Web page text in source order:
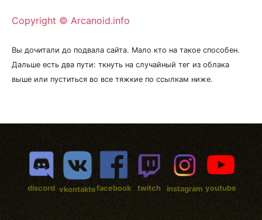
Copyright © Arcanoid.info
Вы дочитали до подвала сайта. Мало кто на такое способен.
Дальше есть два пути: ткнуть на случайный тег из облака
выше или пуститься во все тяжкие по ссылкам ниже.
discord vkontaktefacebook twitch instagram youtube